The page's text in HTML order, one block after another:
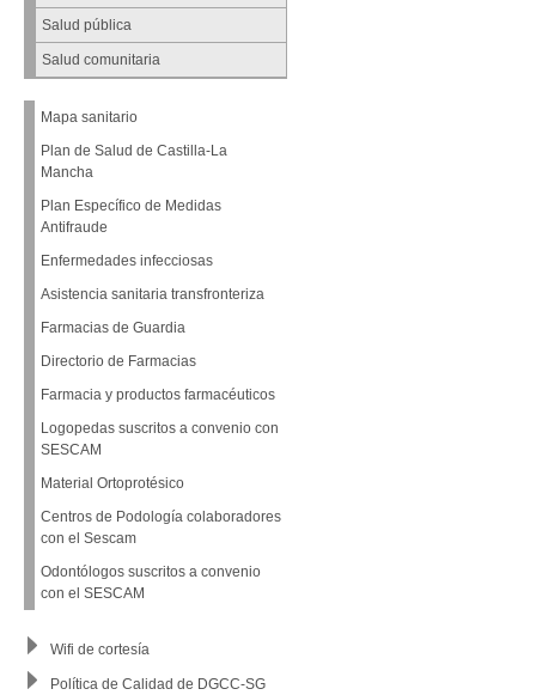
Salud pública
Salud comunitaria
Mapa sanitario
Plan de Salud de Castilla-La
Mancha
Plan Específico de Medidas
Antifraude
Enfermedades infecciosas
Asistencia sanitaria transfronteriza
Farmacias de Guardia
Directorio de Farmacias
Farmacia y productos farmacéuticos
Logopedas suscritos a convenio con
SESCAM
Material Ortoprotésico
Centros de Podología colaboradores
con el Sescam
Odontólogos suscritos a convenio
con el SESCAM
Wifi de cortesía
Política de Calidad de DGCC-SG